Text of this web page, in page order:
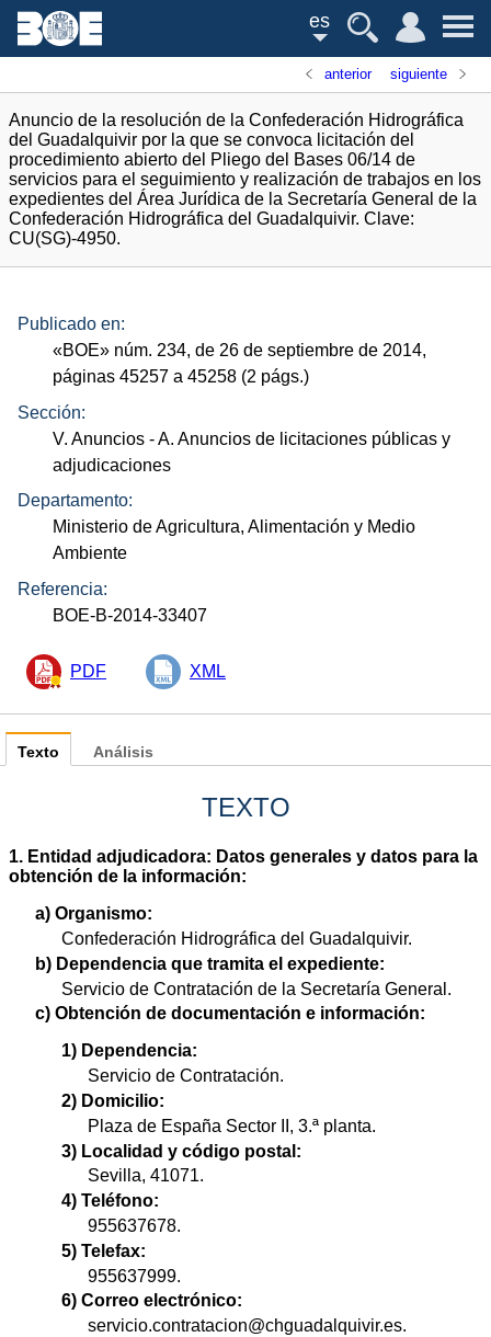
es
anterior siguiente
Anuncio de la resolución de la Confederación Hidrográfica
del Guadalquivir por la que se convoca licitación del
procedimiento abierto del Pliego del Bases 06/14 de
servicios para el seguimiento y realización de trabajos en los
expedientes del Área Jurídica de la Secretaría General de la
Confederación Hidrográfica del Guadalquivir. Clave:
CU(SG)-4950.
Publicado en:
«BOE» núm. 234, de 26 de septiembre de 2014,
páginas 45257 a 45258 (2 págs.)
Sección:
V. Anuncios - A. Anuncios de licitaciones públicas y
adjudicaciones
Departamento:
Ministerio de Agricultura, Alimentación y Medio
Ambiente
Referencia:
BOE-B-2014-33407
PDF XML
Texto
TEXTO
1. Entidad adjudicadora: Datos generales y datos para la
obtención de la información:
a) Organismo:
Confederación Hidrográfica del Guadalquivir.
b) Dependencia que tramita el expediente:
Servicio de Contratación de la Secretaría General.
c) Obtención de documentación e información:
1) Dependencia:
Servicio de Contratación.
2) Domicilio:
Plaza de España Sector II, 3.ª planta.
3) Localidad y código postal:
Sevilla, 41071.
4) Teléfono:
955637678.
5) Telefax:
955637999.
6) Correo electrónico:
servicio.contratacion@chguadalquivir.es.
Análisis